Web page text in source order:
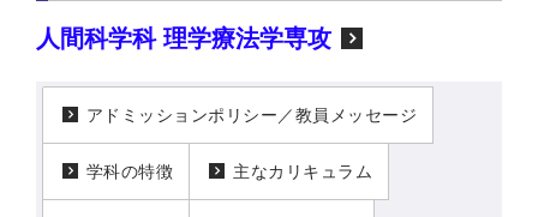
人間科学科 理学療法学専攻
アドミッションポリシー／教員メッセージ
学科の特徴 主なカリキュラム